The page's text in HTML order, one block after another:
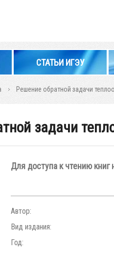
СТАТЬИ ИГЭУ
Решение обратной задачи
задачи
Для доступа к чтению
Автор:
Вид издания:
Год: